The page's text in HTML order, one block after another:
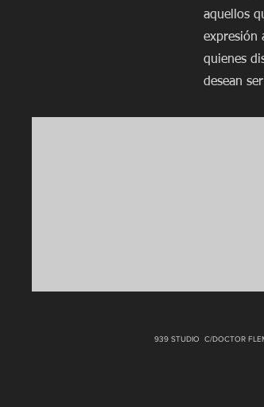
aquellos
expresión
quienes
desean
939 STUDIO C/DOCTOR